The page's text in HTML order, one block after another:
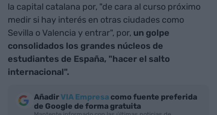
la capital catalana por, "de cara al curso próximo
medir si hay interés en otras ciudades como
Sevilla o Valencia y entrar", por, un golpe
consolidados los grandes núcleos de
estudiantes de España, "hacer el salto
internacional".
AñadirVIA Empresa como fuente preferida
de Google de forma gratuita